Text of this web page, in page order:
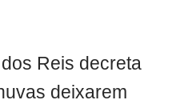
Reis decreta
deixarem